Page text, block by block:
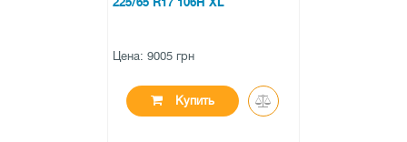
Цена: 9005 грн
Купить